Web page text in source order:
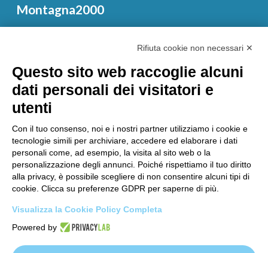
Montagna2000
43043 Borgo Val di Taro (PR)
Centralino 0525/922211-
Pec: montagna2000@legalmail.it
Partita IVA 01887790341
Capitale sociale versato € i.v. 478.176,00
Link utili
Privacy Policy
Rifiuta cookie non necessari ✕
Questo sito web raccoglie alcuni
dati personali dei visitatori e
utenti
Con il tuo consenso, noi e i nostri partner utilizziamo i cookie e
tecnologie simili per archiviare, accedere ed elaborare i dati
personali come, ad esempio, la visita al sito web o la
personalizzazione degli annunci. Poiché rispettiamo il tuo diritto
alla privacy, è possibile scegliere di non consentire alcuni tipi di
cookie. Clicca su preferenze GDPR per saperne di più.
Visualizza la Cookie Policy Completa
Powered by